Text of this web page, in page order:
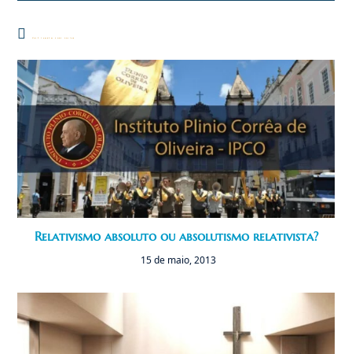
Relativismo absoluto ou absolutismo relativista?
15 de maio, 2013